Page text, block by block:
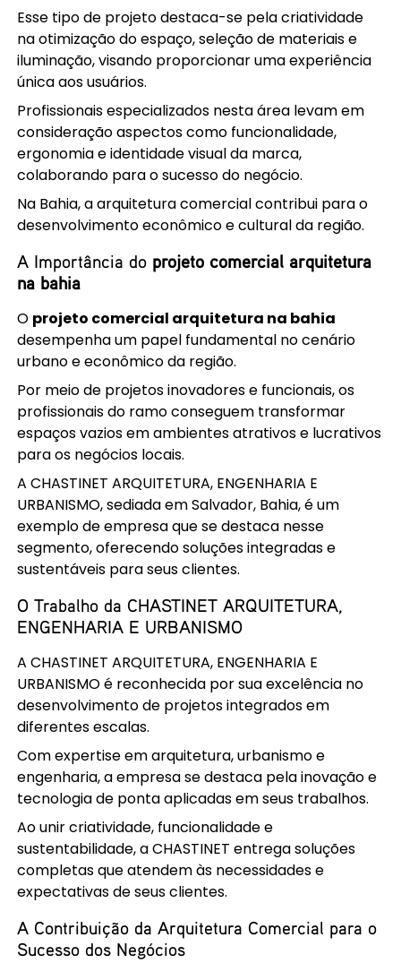
Esse tipo de projeto destaca-se pela criatividade
na otimização do espaço, seleção de materiais e
iluminação, visando proporcionar uma experiência
única aos usuários.
Profissionais especializados nesta área levam em
consideração aspectos como funcionalidade,
ergonomia e identidade visual da marca,
colaborando para o sucesso do negócio.
Na Bahia, a arquitetura comercial contribui para o
desenvolvimento econômico e cultural da região.
A Importância do projeto comercial arquitetura
na bahia
O projeto comercial arquitetura na bahia
desempenha um papel fundamental no cenário
urbano e econômico da região.
Por meio de projetos inovadores e funcionais, os
profissionais do ramo conseguem transformar
espaços vazios em ambientes atrativos e lucrativos
para os negócios locais.
A CHASTINET ARQUITETURA, ENGENHARIA E
URBANISMO, sediada em Salvador, Bahia, é um
exemplo de empresa que se destaca nesse
segmento, oferecendo soluções integradas e
sustentáveis para seus clientes.
O Trabalho da CHASTINET ARQUITETURA,
ENGENHARIA E URBANISMO
A CHASTINET ARQUITETURA, ENGENHARIA E
URBANISMO é reconhecida por sua excelência no
desenvolvimento de projetos integrados em
diferentes escalas.
Com expertise em arquitetura, urbanismo e
engenharia, a empresa se destaca pela inovação e
tecnologia de ponta aplicadas em seus trabalhos.
Ao unir criatividade, funcionalidade e
sustentabilidade, a CHASTINET entrega soluções
completas que atendem às necessidades e
expectativas de seus clientes.
A Contribuição da Arquitetura Comercial para o
Sucesso dos Negócios